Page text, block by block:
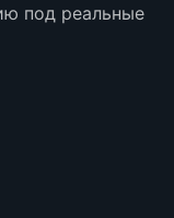
под реальные